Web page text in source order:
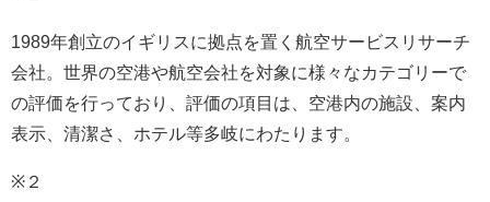
1989年創立のイギリスに拠点を置く航空サービスリサーチ
会社。世界の空港や航空会社を対象に様々なカテゴリーで
の評価を行っており、評価の項目は、空港内の施設、案内
表示、清潔さ、ホテル等多岐にわたります。
※２